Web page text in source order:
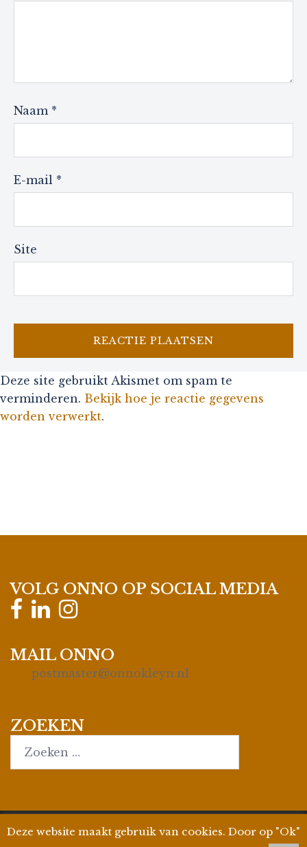
Naam *
E-mail *
Site
Deze site gebruikt Akismet om spam te
verminderen. Bekijk hoe je reactie gegevens
worden verwerkt.
VOLG ONNO OP SOCIAL MEDIA
MAIL ONNO
postmaster@onnokleyn.nl
ZOEKEN
© 2026Onno Kleyn| Site byWPman4U|
Deze website maakt gebruik van cookies. Door op "Ok"